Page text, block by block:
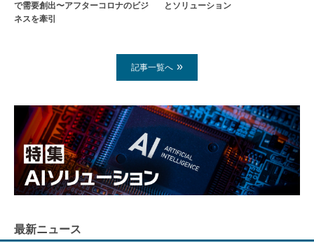
で需要創出〜アフターコロナのビジ
ネスを牽引
とソリューション
記事一覧へ
最新ニュース